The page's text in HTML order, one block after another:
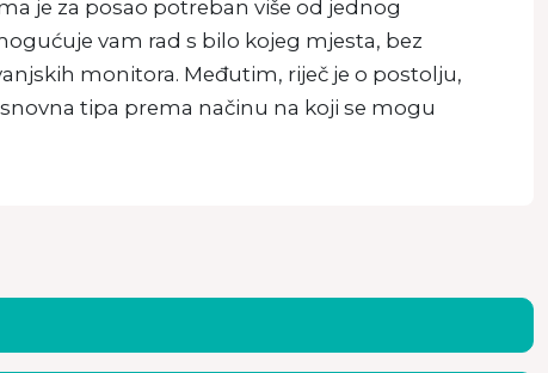
je za posao potreban više od jednog
vam rad s bilo kojeg mjesta, bez
monitora. Međutim, riječ je o postolju,
tipa prema načinu na koji se mogu